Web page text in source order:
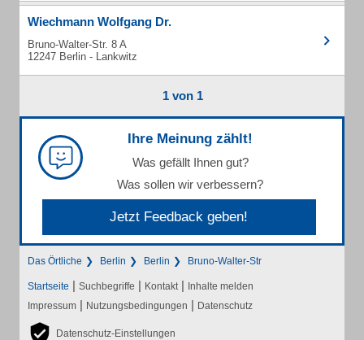
Wiechmann Wolfgang Dr.
Bruno-Walter-Str. 8 A
12247 Berlin - Lankwitz
1 von 1
Ihre Meinung zählt!
Was gefällt Ihnen gut?
Was sollen wir verbessern?
Jetzt Feedback geben!
Das Örtliche Berlin Berlin Bruno-Walter-Str
Startseite | Suchbegriffe | Kontakt | Inhalte melden
Impressum | Nutzungsbedingungen | Datenschutz
Datenschutz-Einstellungen